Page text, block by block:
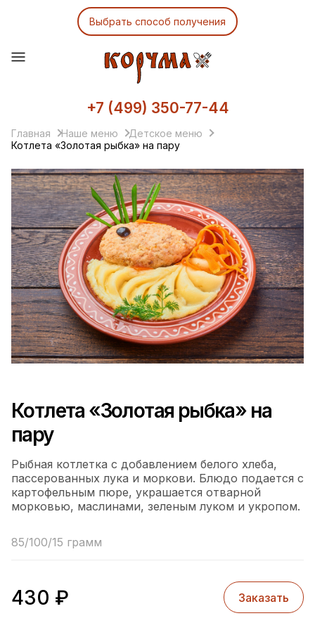
Выбрать способ получения
+7 (499) 350-77-44
Главная Наше меню
Детское меню
Котлета «Золотая рыбка» на пару
Котлета «Золотая рыбка» на
пару
Рыбная котлетка с добавлением белого хлеба,
пассерованных лука и моркови. Блюдо подается с
картофельным пюре, украшается отварной
морковью, маслинами, зеленым луком и укропом.
85/100/15 грамм
430 ₽ Заказать